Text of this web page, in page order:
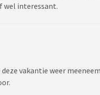
wel interessant.
vakantie weer